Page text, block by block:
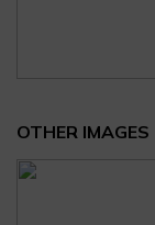
OTHER IMAGES